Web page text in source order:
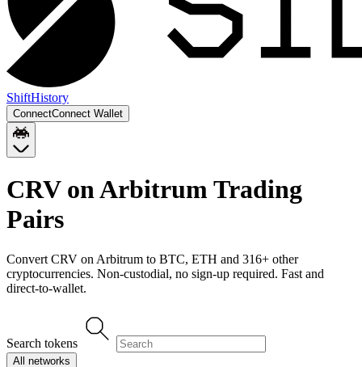
ShiftHistory
ConnectConnect Wallet
CRV on ArbitrumTrading
Pairs
Convert CRV on Arbitrum to BTC, ETH and 316+ other
cryptocurrencies. Non-custodial, no sign-up required. Fast and
direct-to-wallet.
Search tokens
All networks